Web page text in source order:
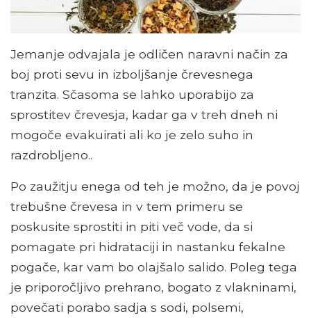
Jemanje odvajala je odličen naravni način za
boj proti sevu in izboljšanje črevesnega
tranzita. Sčasoma se lahko uporabijo za
sprostitev črevesja, kadar ga v treh dneh ni
mogoče evakuirati ali ko je zelo suho in
razdrobljeno..
Po zaužitju enega od teh je možno, da je povoj
trebušne črevesa in v tem primeru se
poskusite sprostiti in piti več vode, da si
pomagate pri hidrataciji in nastanku fekalne
pogače, kar vam bo olajšalo salido. Poleg tega
je priporočljivo prehrano, bogato z vlakninami,
povečati porabo sadja s sodi, polsemi,